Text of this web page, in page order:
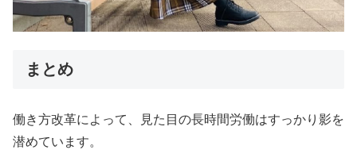
まとめ
働き方改革によって、見た目の長時間労働はすっかり影を
潜めています。